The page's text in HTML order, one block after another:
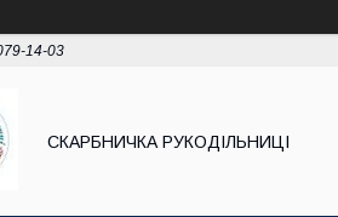
14-03
СКАРБНИЧКА РУКОДІЛЬНИЦІ